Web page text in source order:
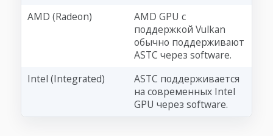
AMD (Radeon)
AMD GPU с
поддержкой Vulkan
обычно поддерживают
ASTC через software.
Intel (Integrated)
ASTC поддерживается
на современных Intel
GPU через software.